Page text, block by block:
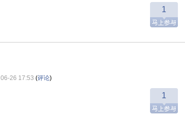
1
06-26 17:53 (评论)
1